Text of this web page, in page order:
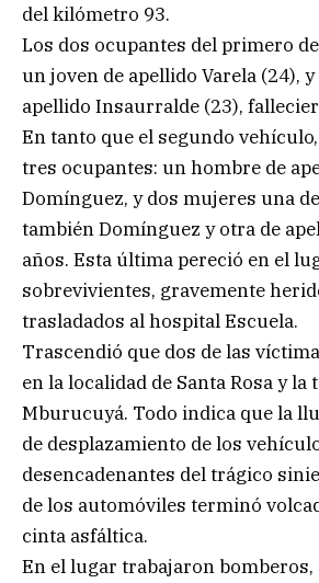
del kilómetro 93.
Los dos ocupantes del primero
un joven de apellido Varela (24),
apellido Insaurralde (23),
En tanto que el segundo
tres ocupantes: un hombre de
Domínguez, y dos mujeres una
también Domínguez y otra de
años. Esta última pereció en el
sobrevivientes, gravemente
trasladados al hospital Escuela.
Trascendió que dos de las
en la localidad de Santa Rosa y la
Mburucuyá. Todo indica que la
de desplazamiento de los
desencadenantes del trágico
de los automóviles terminó
cinta asfáltica.
En el lugar trabajaron bomberos,